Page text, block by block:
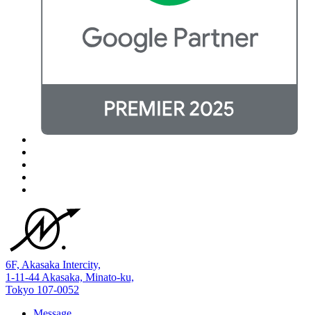
6F, Akasaka Intercity,
1-11-44 Akasaka, Minato-ku,
Tokyo 107-0052